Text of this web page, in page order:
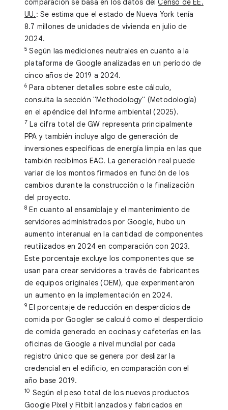
comparación se basa en los datos delCenso de EE.
UU.: Se estima que el estado de Nueva York tenía
8.7 millones de unidades de vivienda en julio de
2024.
5 Según las mediciones neutrales en cuanto a la
plataforma de Google analizadas en un período de
cinco años de 2019 a 2024.
6 Para obtener detalles sobre este cálculo,
consulta la sección "Methodology" (Metodología)
en el apéndice del Informe ambiental (2025).
7 La cifra total de GW representa principalmente
PPA y también incluye algo de generación de
inversiones específicas de energía limpia en las que
también recibimos EAC. La generación real puede
variar de los montos firmados en función de los
cambios durante la construcción o la finalización
del proyecto.
8 En cuanto al ensamblaje y el mantenimiento de
servidores administrados por Google, hubo un
aumento interanual en la cantidad de componentes
reutilizados en 2024 en comparación con 2023.
Este porcentaje excluye los componentes que se
usan para crear servidores a través de fabricantes
de equipos originales (OEM), que experimentaron
un aumento en la implementación en 2024.
9 El porcentaje de reducción en desperdicios de
comida por Googler se calculó como el desperdicio
de comida generado en cocinas y cafeterías en las
oficinas de Google a nivel mundial por cada
registro único que se genera por deslizar la
credencial en el edificio, en comparación con el
año base 2019.
10 Según el peso total de los nuevos productos
Google Pixel y Fitbit lanzados y fabricados en